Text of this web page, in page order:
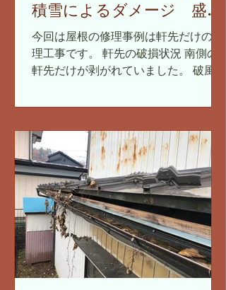
積雪によるダメージ 盛岡
市
今回は屋根の修理事例は軒先だけの修
理工事です。 軒先の破損状況 南側の
軒先だけが剥がれていました。 破風板
イタ）からベリベリと剥がれている状
クシイタ）とも表現したりします。...